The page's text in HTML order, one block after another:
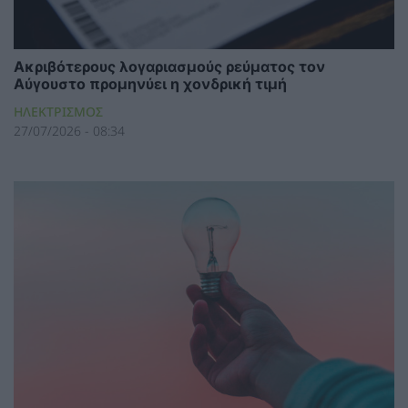
Ακριβότερους λογαριασμούς ρεύματος τον
Αύγουστο προμηνύει η χονδρική τιμή
ΗΛΕΚΤΡΙΣΜΟΣ
27/07/2026 - 08:34